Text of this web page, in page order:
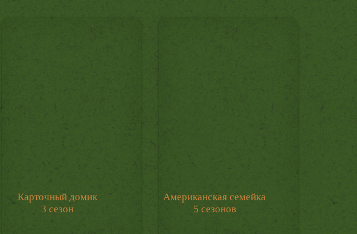
Карточный домик
3 сезон
Американская семейка
5 сезонов